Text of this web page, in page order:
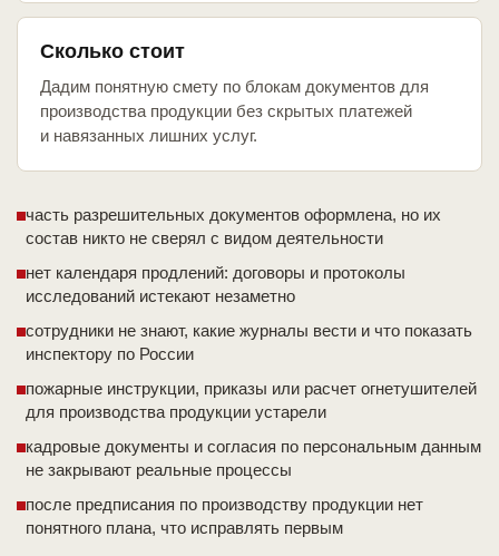
Сколько стоит
Дадим понятную смету по блокам документов для
производства продукции без скрытых платежей
и навязанных лишних услуг.
часть разрешительных документов оформлена, но их
состав никто не сверял с видом деятельности
нет календаря продлений: договоры и протоколы
исследований истекают незаметно
сотрудники не знают, какие журналы вести и что показать
инспектору по России
пожарные инструкции, приказы или расчет огнетушителей
для производства продукции устарели
кадровые документы и согласия по персональным данным
не закрывают реальные процессы
после предписания по производству продукции нет
понятного плана, что исправлять первым